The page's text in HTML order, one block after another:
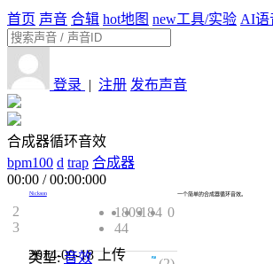
首页 声音 合辑 hot地图 new工具/实验 AI语
登录 | 注册 发布声音
合成器循环音效
bpm100 d trap 合成器
00:00 /00:00:000
2
3
Nickson
1809184 0
44
2014-09-18上传
类型:音效 4.5
一个简单的合成器循环音效。